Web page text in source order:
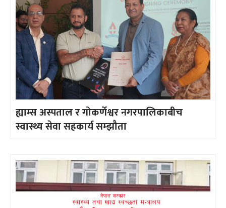
ह्याम्स अस्पताल र गोकर्णेश्वर नगरपालिकाबीच
स्वास्थ्य सेवा सहकार्य सम्झौता